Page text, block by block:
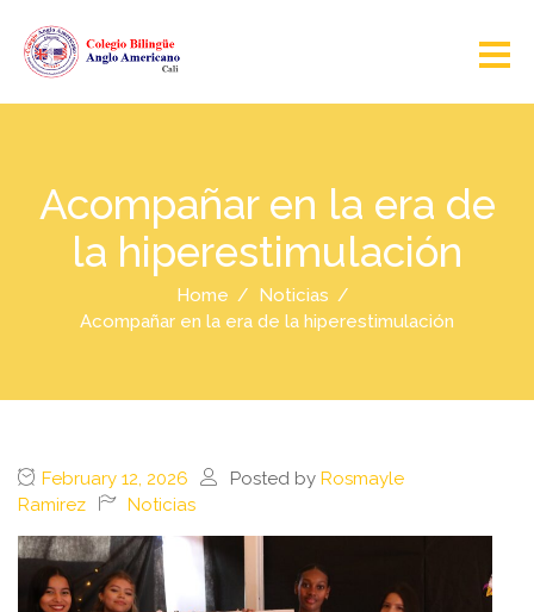
Acompañar en la era de
la hiperestimulación
Home
Noticias
Acompañar en la era de la hiperestimulación
February 12, 2026 Posted by Rosmayle
Ramirez
Noticias